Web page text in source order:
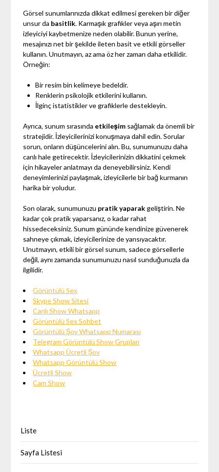
Görsel sunumlarınızda dikkat edilmesi gereken bir diğer
unsur da basitlik. Karmaşık grafikler veya aşırı metin
izleyiciyi kaybetmenize neden olabilir. Bunun yerine,
mesajınızı net bir şekilde ileten basit ve etkili görseller
kullanın. Unutmayın, az ama öz her zaman daha etkilidir.
Örneğin:
Bir resim bin kelimeye bedeldir.
Renklerin psikolojik etkilerini kullanın.
İlginç istatistikler ve grafiklerle destekleyin.
Ayrıca, sunum sırasında etkileşim sağlamak da önemli bir
stratejidir. İzleyicilerinizi konuşmaya dahil edin. Sorular
sorun, onların düşüncelerini alın. Bu, sunumunuzu daha
canlı hale getirecektir. İzleyicilerinizin dikkatini çekmek
için hikayeler anlatmayı da deneyebilirsiniz. Kendi
deneyimlerinizi paylaşmak, izleyicilerle bir bağ kurmanın
harika bir yoludur.
Son olarak, sunumunuzu pratik yaparakgeliştirin. Ne
kadar çok pratik yaparsanız, o kadar rahat
hissedeceksiniz. Sunum gününde kendinize güvenerek
sahneye çıkmak, izleyicilerinize de yansıyacaktır.
Unutmayın, etkili bir görsel sunum, sadece görsellerle
değil, aynı zamanda sunumunuzu nasıl sunduğunuzla da
ilgilidir.
Görüntülü Sex
Skype Show Sitesi
Canlı Show Whatsapp
Görüntülü Sex Sohbet
Görüntülü Şov Whatsapp Numarası
Telegram Görüntülü Show Grupları
Whatsapp Ücretli Şov
Whatsapp Görüntülü Show
Ücretli Show
Cam Show
Liste
Sayfa Listesi